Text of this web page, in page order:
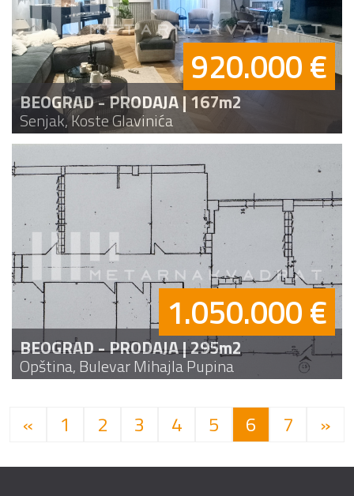
BEOGRAD - PRODAJA | 167m2
Senjak, Koste Glavinića
920.000 €
BEOGRAD - PRODAJA | 295m2
Opština, Bulevar Mihajla Pupina
1.050.000 €
« 1 2 3 4 5 6 7 »